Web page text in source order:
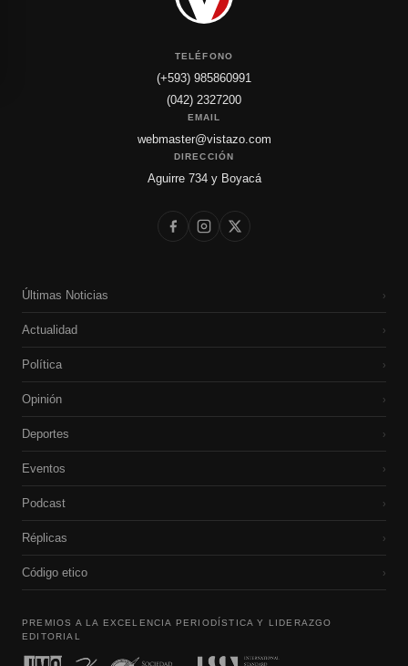
TELÉFONO
(+593) 985860991
(042) 2327200
EMAIL
webmaster@vistazo.com
DIRECCIÓN
Aguirre 734 y Boyacá
Últimas Noticias ›
Actualidad ›
Política ›
Opinión ›
Deportes ›
Eventos ›
Podcast ›
Réplicas ›
Código etico ›
PREMIOS A LA EXCELENCIA PERIODÍSTICA Y LIDERAZGO
EDITORIAL